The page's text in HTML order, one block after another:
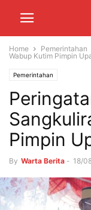
Home Pemerintahan
Wabup Kutim Pimpin
Pemerintahan
Pimpin
By Warta Berita - 18/